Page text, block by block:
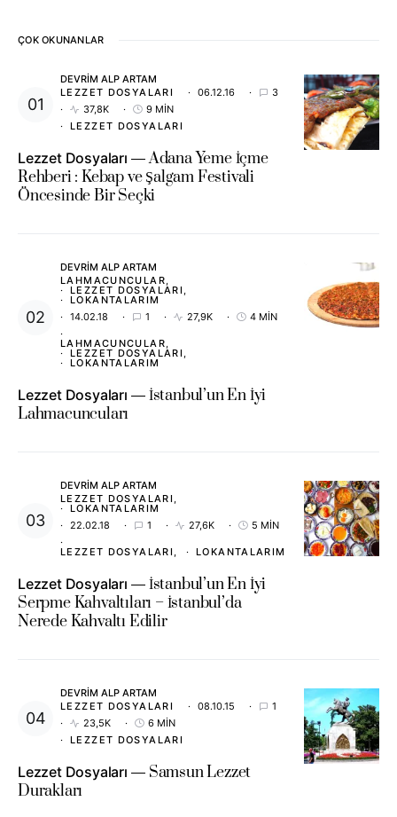
ÇOK OKUNANLAR
DEVRIM ALP ARTAM
LEZZET DOSYALARI
06.12.16
3
37,8K
9 MIN
LEZZET DOSYALARI
Lezzet Dosyaları
Adana Yeme İçme
Rehberi : Kebap ve Şalgam Festivali
Öncesinde Bir Seçki
DEVRIM ALP ARTAM
LAHMACUNCULAR
LEZZET DOSYALARI
LOKANTALARIM
14.02.18
1 27,9K 4 MIN
LAHMACUNCULAR
LEZZET DOSYALARI
LOKANTALARIM
Lezzet Dosyaları
İstanbul’un En İyi
Lahmacuncuları
DEVRIM ALP ARTAM
LEZZET DOSYALARI
LOKANTALARIM
22.02.18
1 27,6K 5 MIN
LEZZET DOSYALARI LOKANTALARIM
Lezzet Dosyaları
İstanbul’un En İyi
Serpme Kahvaltıları – İstanbul’da
Nerede Kahvaltı Edilir
DEVRIM ALP ARTAM
LEZZET DOSYALARI
08.10.15
1
23,5K
6 MIN
LEZZET DOSYALARI
Lezzet Dosyaları
Samsun Lezzet
Durakları